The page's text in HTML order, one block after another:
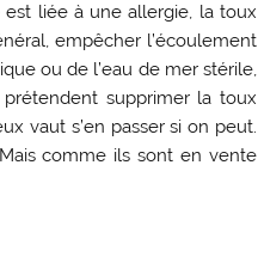
est liée à une allergie, la toux
empêcher l’écoulement
ou de l’eau de mer stérile,
supprimer la toux
vaut s’en passer si on peut.
comme ils sont en vente